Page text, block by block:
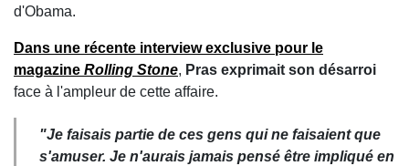
d'Obama.
Dans une récente interview exclusive pour le
magazine Rolling Stone, Pras exprimait son désarroi
face à l'ampleur de cette affaire.
"Je faisais partie de ces gens qui ne faisaient que
s'amuser. Je n'aurais jamais pensé être impliqué en